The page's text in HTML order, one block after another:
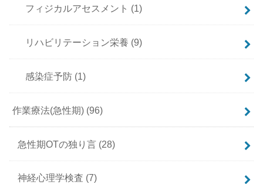
フィジカルアセスメント (1)
リハビリテーション栄養 (9)
感染症予防 (1)
作業療法(急性期) (96)
急性期OTの独り言 (28)
神経心理学検査 (7)